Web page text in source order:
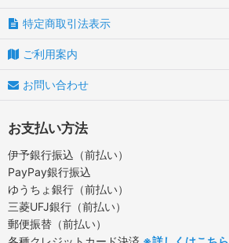
特定商取引法表示
ご利用案内
お問い合わせ
お支払い方法
伊予銀行振込（前払い）
PayPay銀行振込
ゆうちょ銀行（前払い）
三菱UFJ銀行（前払い）
郵便振替（前払い）